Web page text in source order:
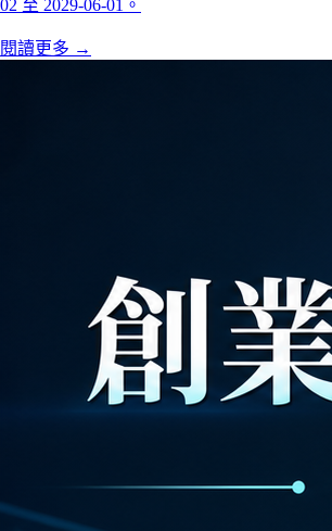
02 至 2029-06-01。
閱讀更多 →